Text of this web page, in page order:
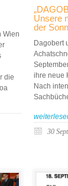
Wien
die
Unsere
der
Dagobert
ihre neue
Nach
30